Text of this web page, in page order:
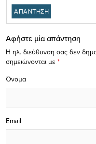
ΑΠΑΝΤΗΣΗ
Αφήστε μία απάντηση
Η ηλ. διεύθυνση σας δεν
σημειώνονται με *
Όνομα
Email